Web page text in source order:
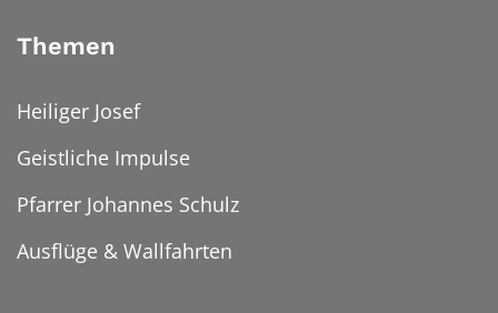
Themen
Heiliger Josef
Geistliche Impulse
Pfarrer Johannes Schulz
Ausflüge & Wallfahrten